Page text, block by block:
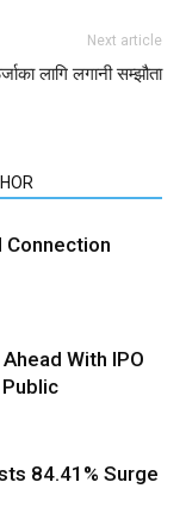
Next article
लागि लगानी सम्झौता
Connection
With IPO
84.41% Surge